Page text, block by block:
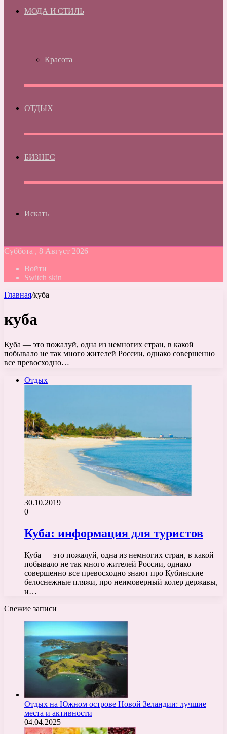
МОДА И СТИЛЬ
Красота
ОТДЫХ
БИЗНЕС
Искать
Суббота , 8 Август 2026
Войти
Switch skin
Главная/куба
куба
Куба — это пожалуй, одна из немногих стран, в какой
побывало не так много жителей России, однако совершенно
все превосходно…
Отдых
30.10.2019
0
Куба: информация для туристов
Куба — это пожалуй, одна из немногих стран, в какой
побывало не так много жителей России, однако
совершенно все превосходно знают про Кубинские
белоснежные пляжи, про неимоверный колер державы,
и…
Свежие записи
Отдых на Южном острове Новой Зеландии: лучшие
места и активности
04.04.2025